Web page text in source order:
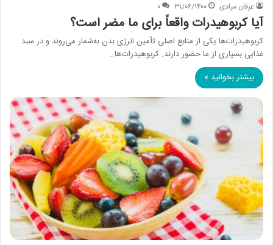
عرفان مرادی ۳۱/۰۶/۱۴۰۰ ۰
آیا کربوهیدرات واقعاً برای ما مضر است؟
کربوهیدرات‌ها یکی از منابع اصلی تأمین انرژی بدن به‌شمار می‌روند و در سبد
غذایی بسیاری از ما حضور دارند. کربوهیدرات‌ها…
بیشتر بخوانید »